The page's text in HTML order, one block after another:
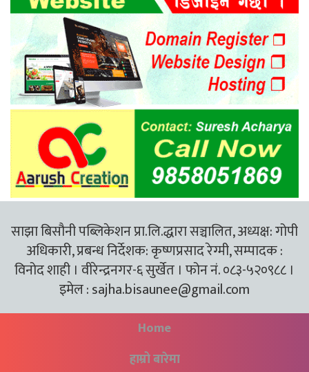
साझा बिसौनी पब्लिकेशन प्रा.लि.द्धारा सञ्चालित, अध्यक्ष: गोपी
अधिकारी, प्रबन्ध निर्देशक: कृष्णप्रसाद रेग्मी, सम्पादक :
विनोद शाही । वीरेन्द्रनगर-६ सुर्खेत । फोन नं. ०८३-५२०९८८ ।
इमेल :sajha.bisaunee@gmail.com
Home
हाम्रो बारेमा